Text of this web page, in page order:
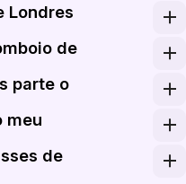
Londres
só direção
de
entre London St
parte o
fazem-se em
meu
dependem
de